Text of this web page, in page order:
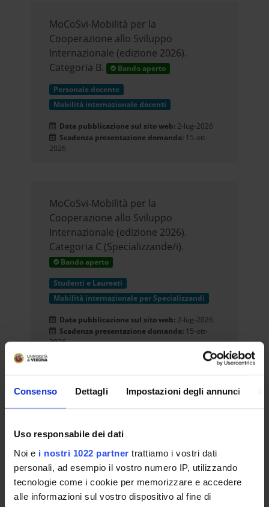
Consenso Dettagli Impostazioni degli annunci
Uso responsabile dei dati
Noi e i nostri 1022 partner trattiamo i vostri dati
personali, ad esempio il vostro numero IP, utilizzando
tecnologie come i cookie per memorizzare e accedere
alle informazioni sul vostro dispositivo al fine di
MoCoSvi-Mobilità per la
Cooperazione allo Sviluppo
Internazionale (edizione 2026).
Categoria B.
Bando aperto
Personale docente
Mobilità internazionale docenti
Data pubblicazione sul sito web: 2-lug-2026
Scadenza presentazione domanda: 15-ott-
2026
MoCoSvi-Mobilità per la
Cooperazione allo Sviluppo
Internazionale (edizione 2026).
Categoria C (Specializzande/i).
Bando aperto
Studenti e Laureati
Mobilità internazionale per Specializzandi
Data pubblicazione sul sito web: 2-lug-2026
Scadenza presentazione domanda: 15-ott-
2026
MoCoSvi-Mobilità per la
Cooperazione allo Sviluppo
(Categoria A). Mobility projects for
development cooperation (A type,
2026 edition)
Bando aperto
Visiting Researchers & Professors
Mobilità per attività didattica e/o di ricerca -